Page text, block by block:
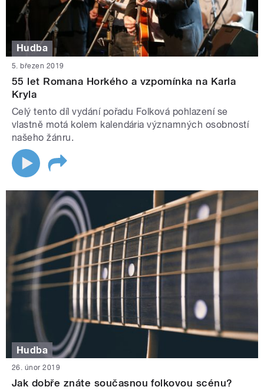
Hudba
5. březen 2019
55 let Romana Horkého a vzpomínka na Karla
Kryla
Celý tento díl vydání pořadu Folková pohlazení se
vlastně motá kolem kalendária významných osobností
našeho žánru.
Hudba
26. únor 2019
Jak dobře znáte současnou folkovou scénu?